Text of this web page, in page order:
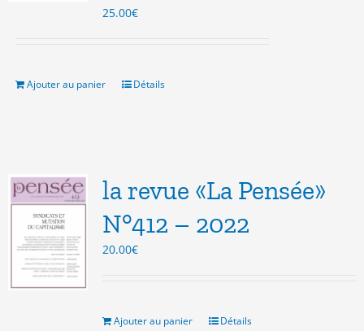
25.00€
Ajouter au panier Détails
la revue «La Pensée»
N°412 – 2022
20.00€
Ajouter au panier Détails